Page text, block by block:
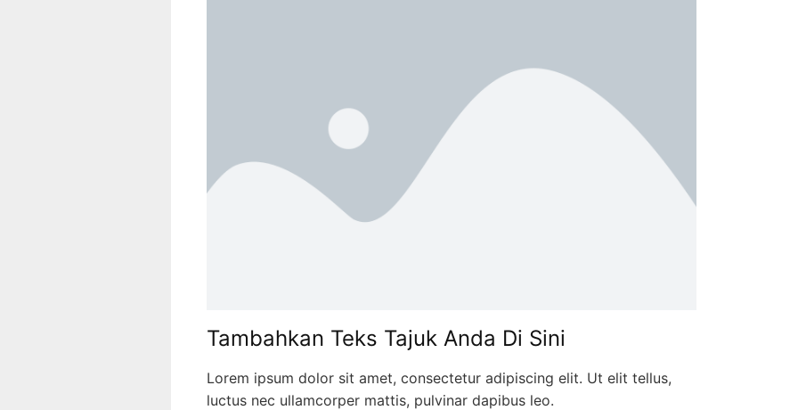
Tambahkan Teks Tajuk Anda Di Sini
Lorem ipsum dolor sit amet, consectetur adipiscing elit. Ut elit tellus,
luctus nec ullamcorper mattis, pulvinar dapibus leo.